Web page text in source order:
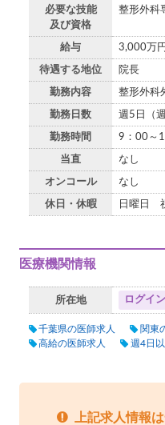
必要な技能
及び資格
整形外科
給与 3,000万
待遇する地位 院長
勤務内容 整形外科
勤務日数 週5日（
勤務時間 9：00～
当直 なし
オンコール なし
休日・休暇 日曜日
医療機関情報
所在地 ログイ
千葉県の医師求人 関東
高給の医師求人
週4日
上記求人情報